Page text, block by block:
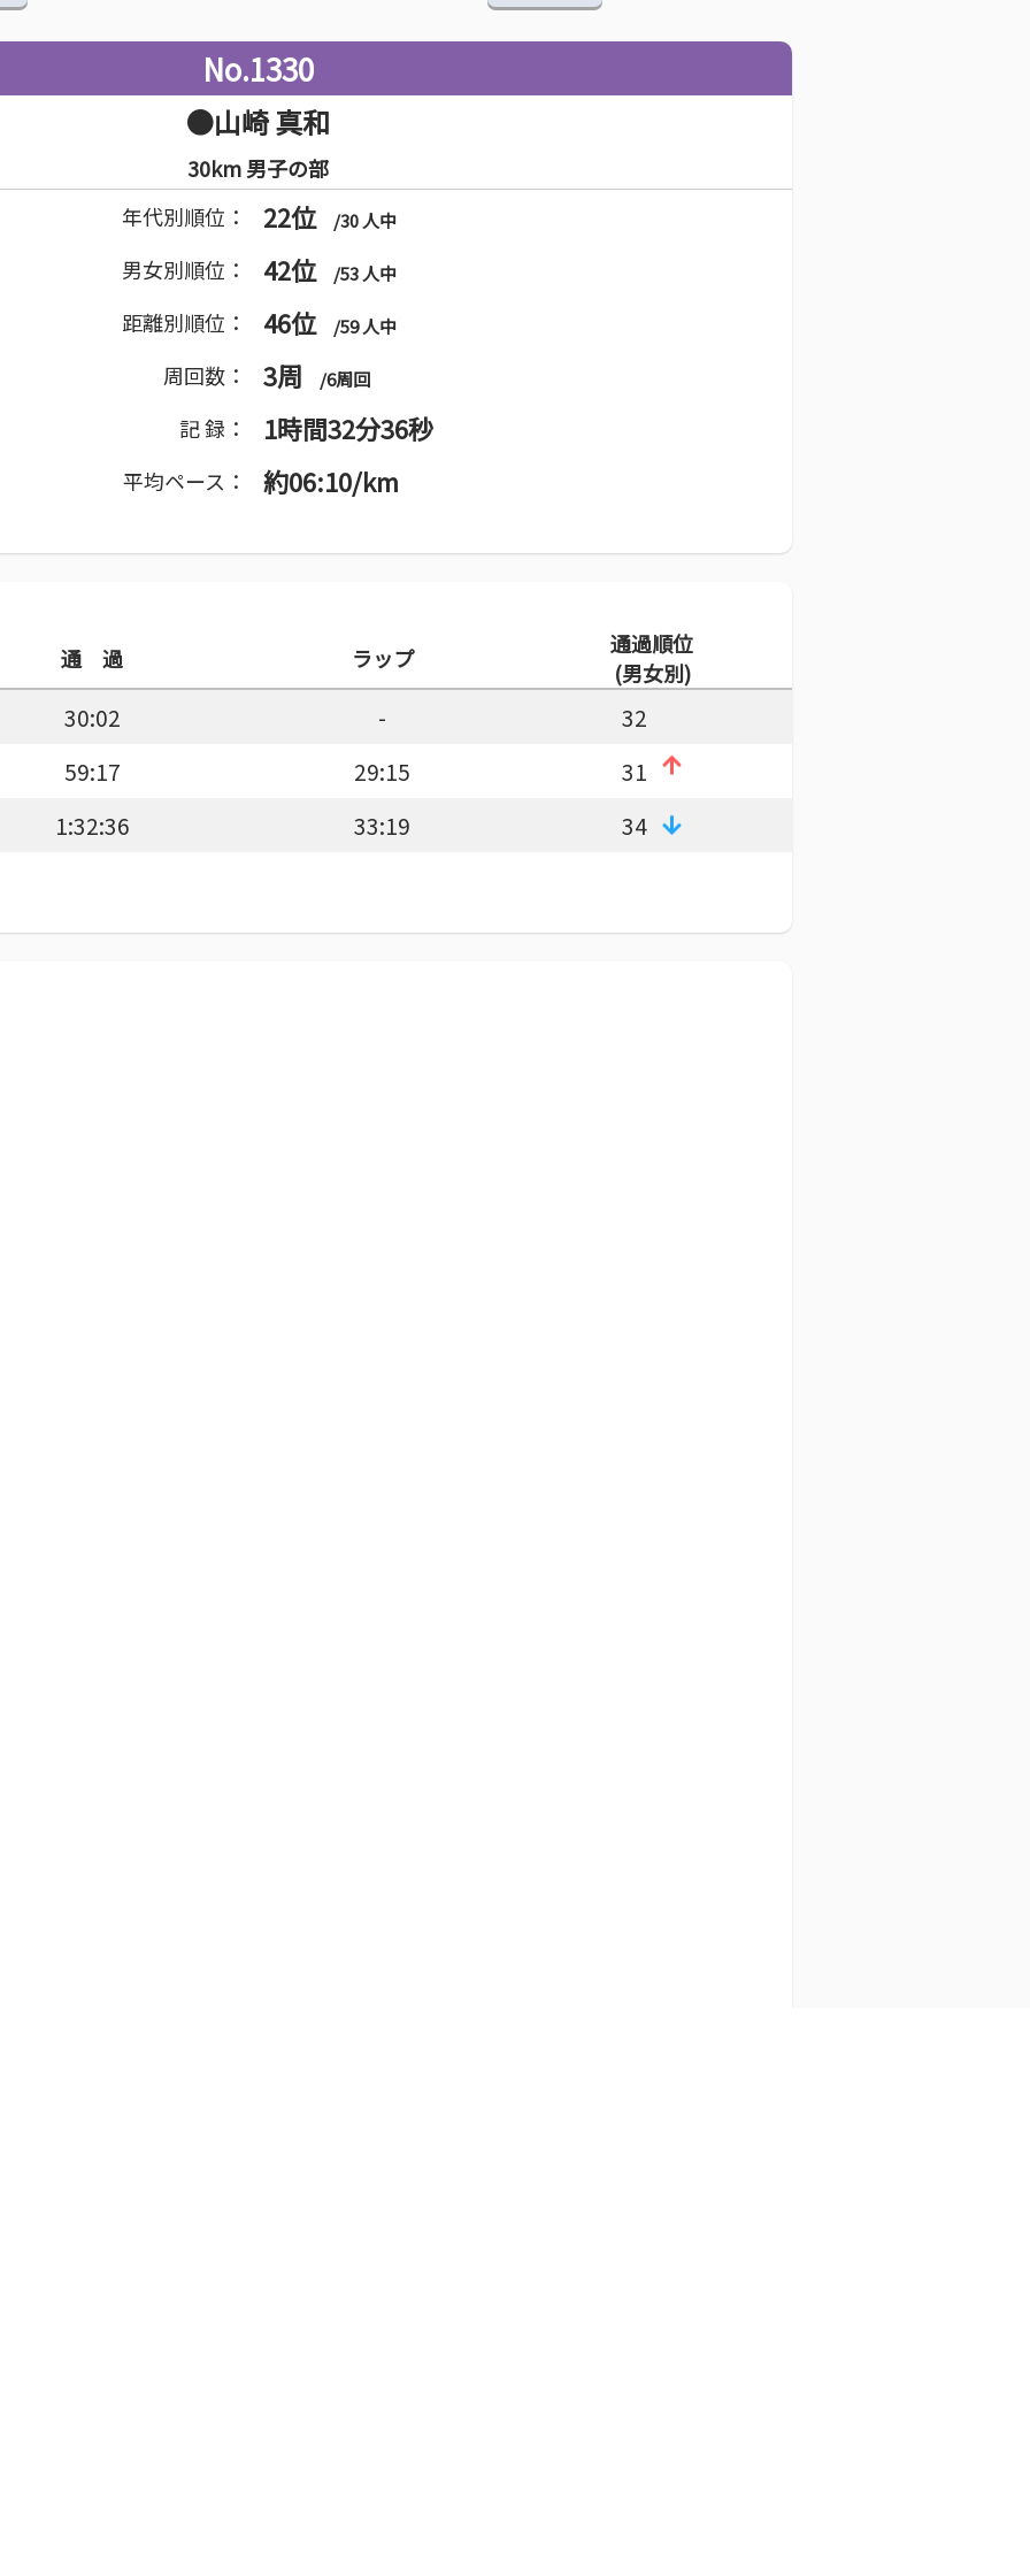
No.1330
●山崎 真和
30km 男子の部
年代別順位：
22位 /30 人中
男女別順位： 42位 /53 人中
距離別順位： 46位 /59 人中
周回数： 3周 /6周回
記 録： 1時間32分36秒
平均ペース： 約06:10/km
通 過 ラップ
通過順位
(男女別)
30:02 -
32
59:17 29:15
31
1:32:36 33:19 34